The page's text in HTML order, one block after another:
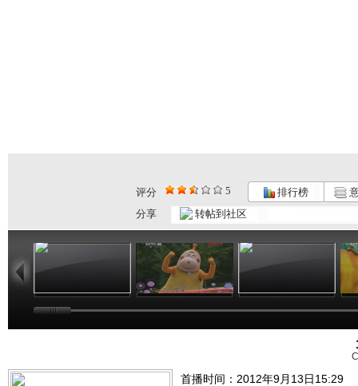
评分 5 排行榜
分享
转帖到社区
01:02
小小智慧树...
03:24
小小智慧树...
01:26
首播时间：2012年9月13日15:29